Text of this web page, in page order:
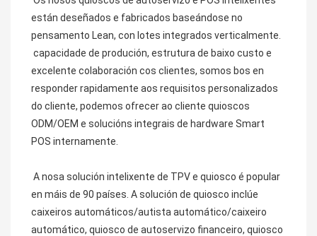
están deseñados e fabricados baseándose no
pensamento Lean, con lotes integrados verticalmente.
excelente colaboración cos clientes, somos bos en
responder rapidamente aos requisitos personalizados
do cliente, podemos ofrecer ao cliente quioscos
ODM/OEM e solucións integrais de hardware Smart
POS internamente.
A nosa solución intelixente de TPV e quiosco é popular
en máis de 90 países. A solución de quiosco inclúe
caixeiros automáticos/autista automático/caixeiro
automático, quiosco de autoservizo financeiro, quiosco